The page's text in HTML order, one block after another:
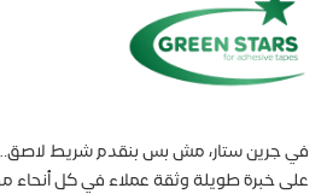
في جرين ستار، مش بس بنقدم شريط لاصق…
على خبرة طويلة وثقة عملاء في كل أنحاء